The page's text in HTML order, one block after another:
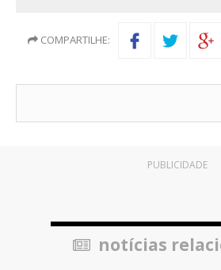
COMPARTILHE:
PUBLICIDADE
notícias